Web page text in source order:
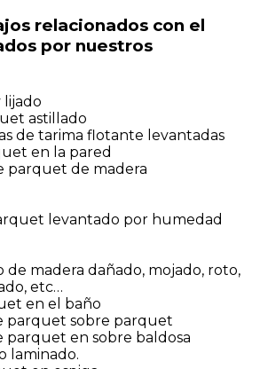
relacionados con el
por nuestros
lijado
astillado
de tarima flotante levantadas
en la pared
parquet de madera
levantado por humedad
de madera dañado, mojado, roto,
etc…
en el baño
parquet sobre parquet
parquet en sobre baldosa
laminado.